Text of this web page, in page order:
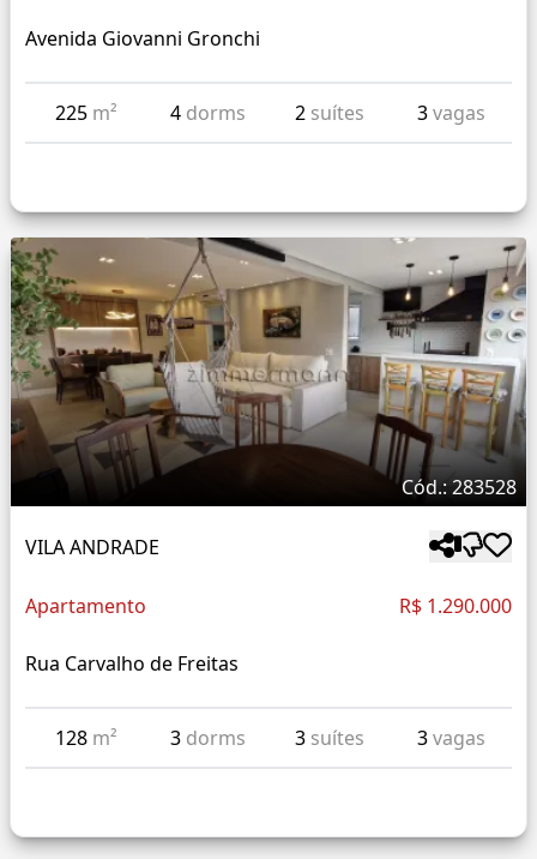
Avenida Giovanni Gronchi
225 m² 4 dorms 2 suítes 3vagas
Cód.: 283528
VILA ANDRADE
Apartamento R$ 1.290.000
Rua Carvalho de Freitas
128 m² 3 dorms 3 suítes 3vagas